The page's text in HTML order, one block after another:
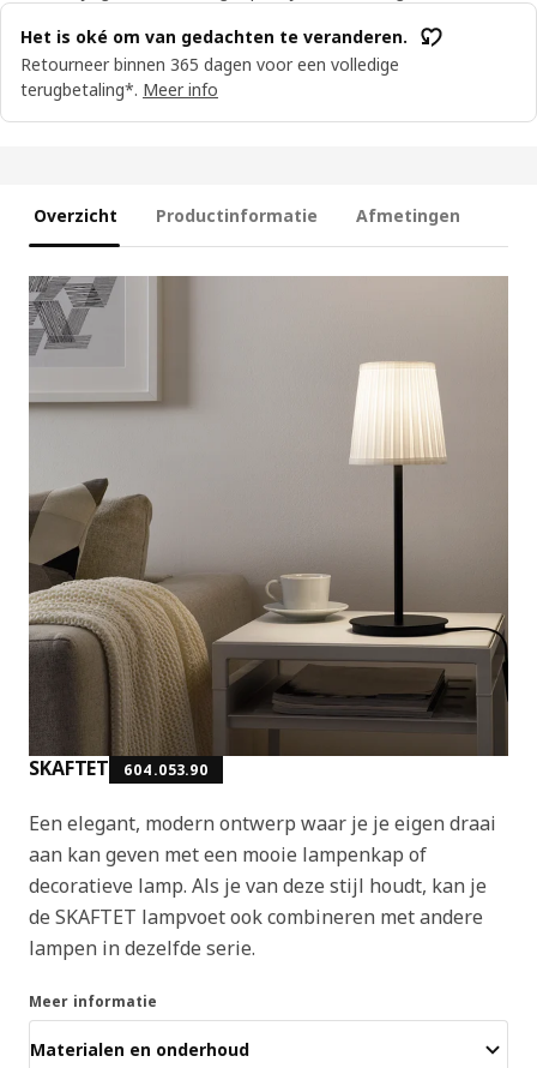
Het is oké om van gedachten te veranderen.
Retourneer binnen 365 dagen voor een volledige
terugbetaling*. Meer info
Overzicht Productinformatie Afmetingen
SKAFTET 604.053.90
Een elegant, modern ontwerp waar je je eigen draai
aan kan geven met een mooie lampenkap of
decoratieve lamp. Als je van deze stijl houdt, kan je
de SKAFTET lampvoet ook combineren met andere
lampen in dezelfde serie.
Meer informatie
Materialen en onderhoud